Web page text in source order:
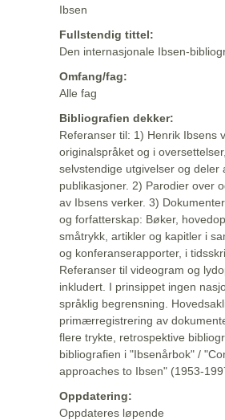
Ibsen
Fullstendig tittel:
Den internasjonale Ibsen-
Omfang/fag:
Alle fag
Bibliografien dekker:
Referanser til: 1) Henrik Ibsens
originalspråket og i
selvstendige utgivelser og deler
publikasjoner. 2) Parodier over
av Ibsens verker. 3)
og forfatterskap: Bøker,
småtrykk, artikler og kapitler i
og konferanserapporter, i
Referanser til videogram og
inkludert. I prinsippet ingen
språklig begrensning.
primærregistrering av
flere trykte, retrospektive
bibliografien i "Ibsenårbok" /
approaches to Ibsen" (1953-
Oppdatering:
Oppdateres løpende